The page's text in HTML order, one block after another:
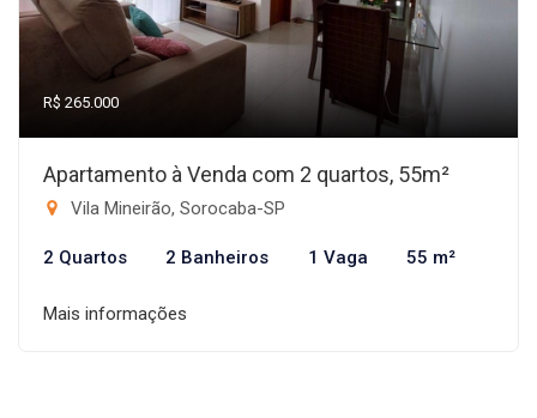
R$ 265.000
Apartamento à Venda com 2 quartos, 55m²
Vila Mineirão, Sorocaba-SP
2 Quartos 2 Banheiros 1 Vaga 55 m²
Mais informações